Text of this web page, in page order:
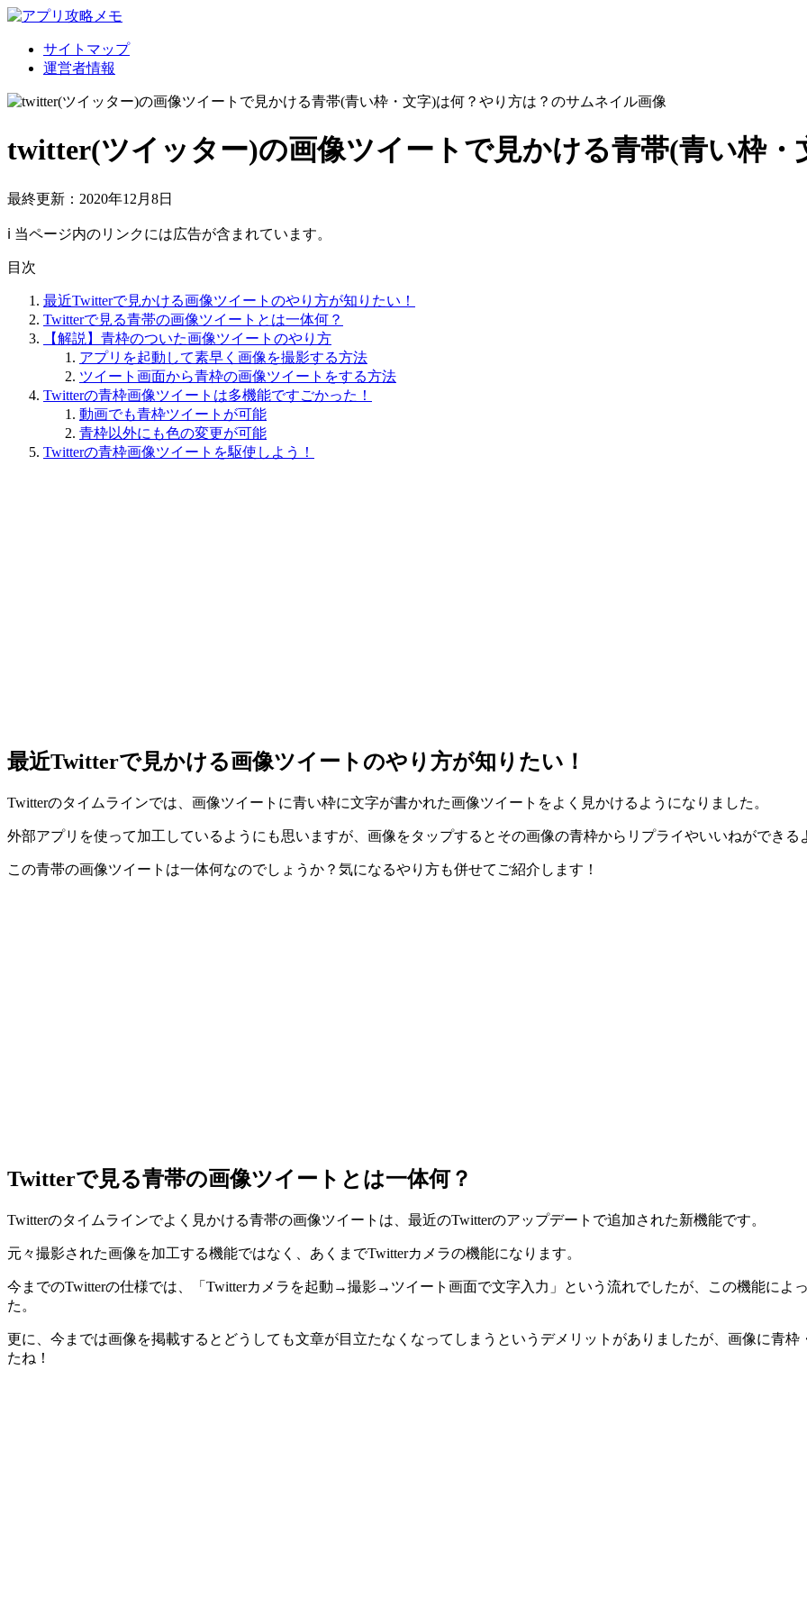
サイトマップ
運営者情報
twitter(ツイッター)の画像ツイートで見かける青帯(青い枠・
最終更新：2020年12月8日
ℹ︎ 当ページ内のリンクには広告が含まれています。
目次
最近Twitterで見かける画像ツイートのやり方が知りたい！
Twitterで見る青帯の画像ツイートとは一体何？
【解説】青枠のついた画像ツイートのやり方
アプリを起動して素早く画像を撮影する方法
ツイート画面から青枠の画像ツイートをする方法
Twitterの青枠画像ツイートは多機能ですごかった！
動画でも青枠ツイートが可能
青枠以外にも色の変更が可能
Twitterの青枠画像ツイートを駆使しよう！
最近Twitterで見かける画像ツイートのやり方が知りたい！
Twitterのタイムラインでは、画像ツイートに青い枠に文字が書かれた画像ツイートをよく見かけるようになりました。
外部アプリを使って加工しているようにも思いますが、画像をタップするとその画像の青枠からリプライやいいねができる
この青帯の画像ツイートは一体何なのでしょうか？気になるやり方も併せてご紹介します！
Twitterで見る青帯の画像ツイートとは一体何？
Twitterのタイムラインでよく見かける青帯の画像ツイートは、最近のTwitterのアップデートで追加された新機能です。
元々撮影された画像を加工する機能ではなく、あくまでTwitterカメラの機能になります。
今までのTwitterの仕様では、「Twitterカメラを起動→撮影→ツイート画面で文字入力」という流れでしたが、この機能によ
た。
更に、今までは画像を掲載するとどうしても文章が目立たなくなってしまうというデメリットがありましたが、画像に青
たね！